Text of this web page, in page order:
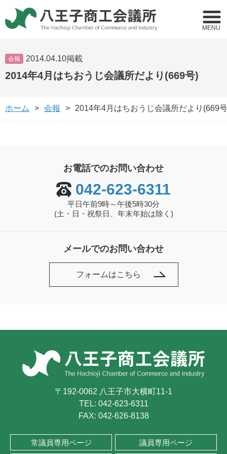
MENU
会報 2014.04.10掲載
2014年4月はちおうじ会議所だより(669号)
ホーム 会報 2014年4月はちおうじ会議所だより(669
お電話でのお問い合わせ
042-623-6311
平日午前9時～午後5時30分
(土・日・祝祭日、年末年始は除く)
メールでのお問い合わせ
フォームはこちら
〒192-0062 八王子市大横町11-1
TEL: 042-623-6311
FAX: 042-626-8138
常議員専用ページ 議員専用ページ